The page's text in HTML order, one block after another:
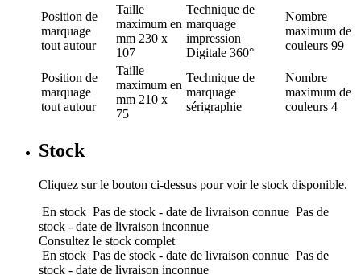
Position de
marquage
tout autour
Taille
maximum en
mm 230 x
107
Technique de
marquage
impression
Digitale 360°
Nombre
maximum de
couleurs 99
Position de
marquage
tout autour
Taille
maximum en
mm 210 x
75
Technique de
marquage
sérigraphie
Nombre
maximum de
couleurs 4
Stock
Cliquez sur le bouton ci-dessus pour voir le stock disponible.
En stock Pas de stock - date de livraison connue Pas de
stock - date de livraison inconnue
Consultez le stock complet
En stock Pas de stock - date de livraison connue Pas de
stock - date de livraison inconnue